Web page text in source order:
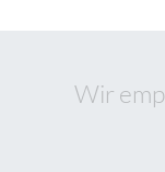
Wir